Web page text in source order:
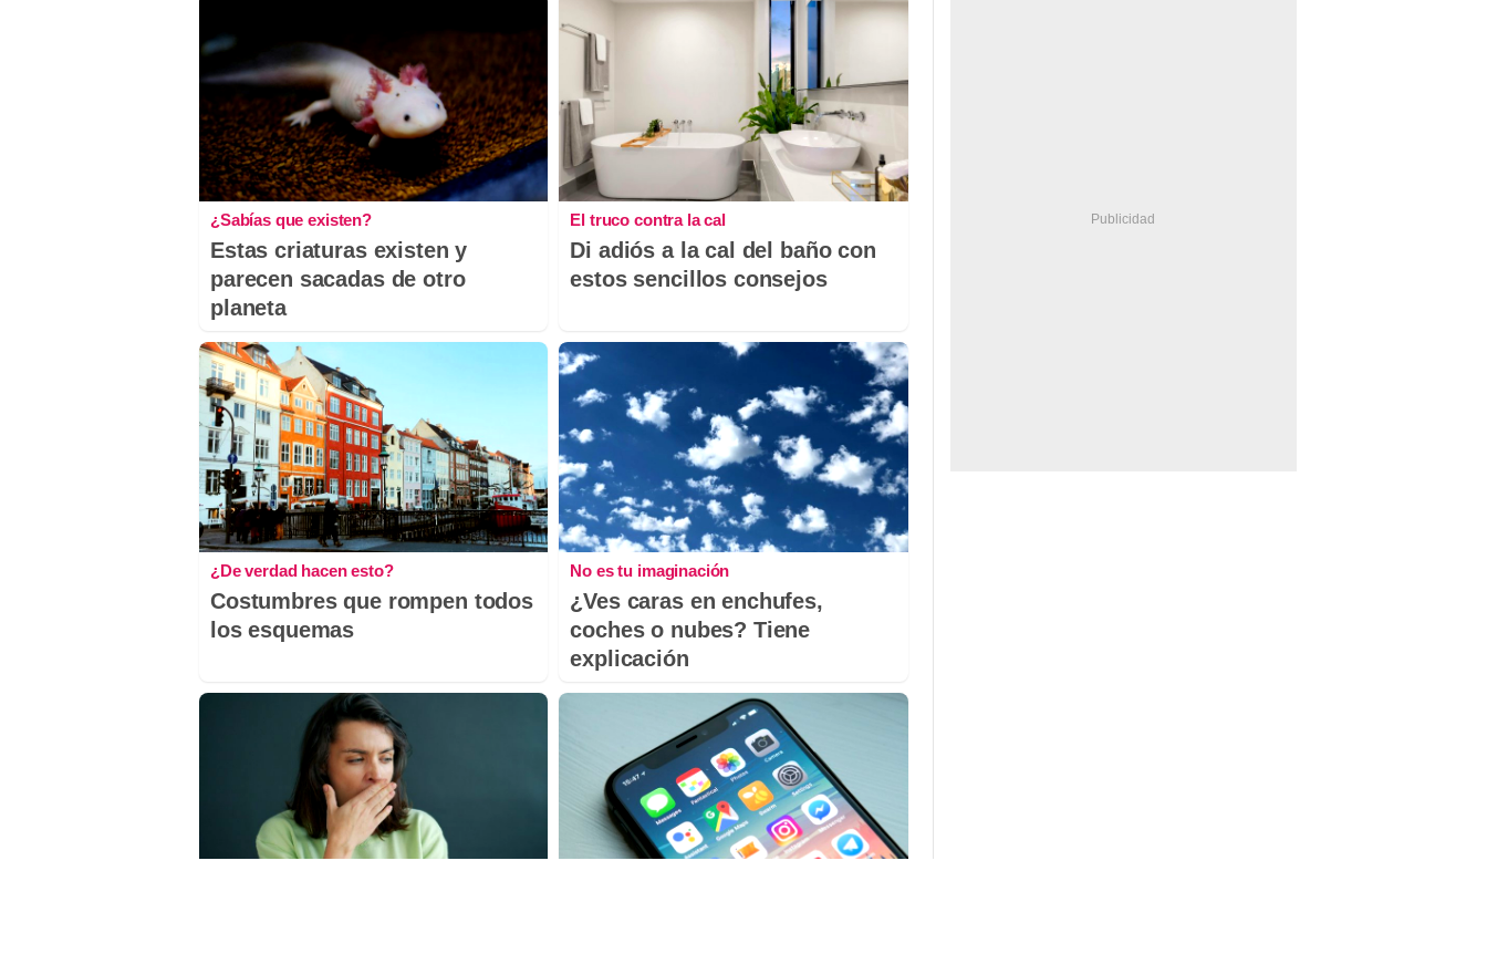
¿Sabías que existen?
Estas criaturas existen y
parecen sacadas de otro
planeta
El truco contra la cal
Di adiós a la cal del baño con
estos sencillos consejos
¿De verdad hacen esto?
Costumbres que rompen todos
los esquemas
No es tu imaginación
¿Ves caras en enchufes,
coches o nubes? Tiene
explicación